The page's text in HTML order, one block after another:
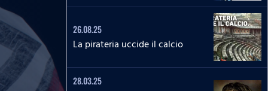
26.08.25
La pirateria uccide il calcio
28.03.25